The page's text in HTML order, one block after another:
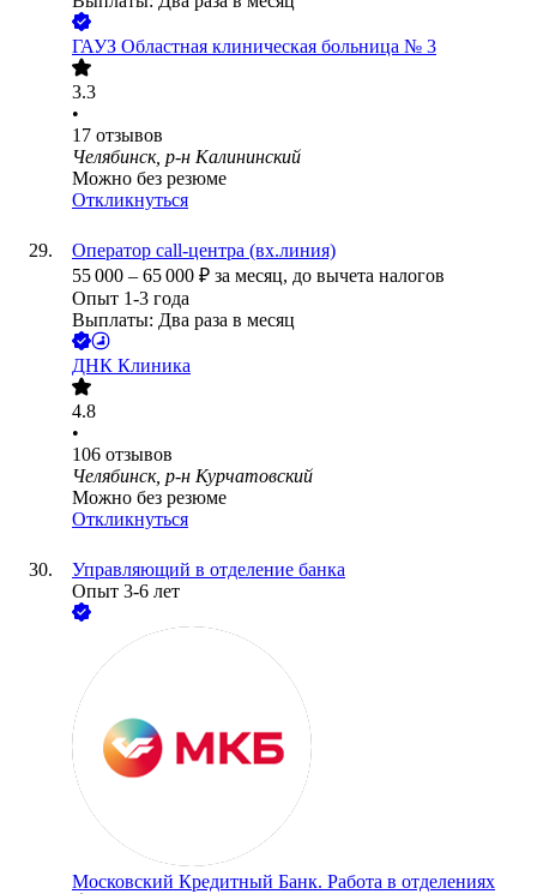
ГАУЗ Областная клиническая больница № 3
3.3
•
17 отзывов
Челябинск, р-н Калининский
Можно без резюме
Откликнуться
Оператор call-центра (вх.линия)
55 000 – 65 000 ₽ за месяц, до вычета налогов
Опыт 1-3 года
Выплаты: Два раза в месяц
ДНК Клиника
4.8
•
106 отзывов
Челябинск, р-н Курчатовский
Можно без резюме
Откликнуться
Управляющий в отделение банка
Опыт 3-6 лет
Московский Кредитный Банк. Работа в отделениях